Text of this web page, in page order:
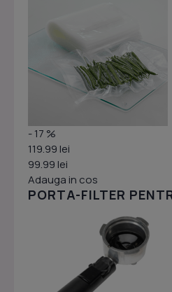
- 17 %
119.99 lei
99.99 lei
Adauga in cos
PORTA-FILTER